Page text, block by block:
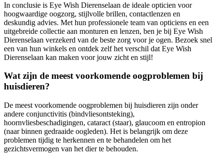
In conclusie is Eye Wish Dierenselaan de ideale opticien voor
hoogwaardige oogzorg, stijlvolle brillen, contactlenzen en
deskundig advies. Met hun professionele team van opticiens en een
uitgebreide collectie aan monturen en lenzen, ben je bij Eye Wish
Dierenselaan verzekerd van de beste zorg voor je ogen. Bezoek snel
een van hun winkels en ontdek zelf het verschil dat Eye Wish
Dierenselaan kan maken voor jouw zicht en stijl!
Wat zijn de meest voorkomende oogproblemen bij
huisdieren?
De meest voorkomende oogproblemen bij huisdieren zijn onder
andere conjunctivitis (bindvliesontsteking),
hoornvliesbeschadigingen, cataract (staar), glaucoom en entropion
(naar binnen gedraaide oogleden). Het is belangrijk om deze
problemen tijdig te herkennen en te behandelen om het
gezichtsvermogen van het dier te behouden.